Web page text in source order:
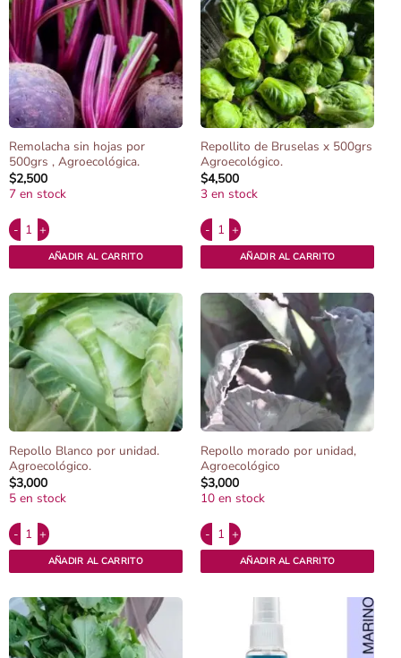
Remolacha sin hojas por
500grs , Agroecológica.
$2,500
7 en stock
Remolacha sin hojas por 500grs , Agroecológica. cantidad
AÑADIR AL CARRITO
Repollito de Bruselas x 500grs
Agroecológico.
$4,500
3 en stock
Repollito de Bruselas x 500grs
AÑADIR AL CARRITO
Repollo Blanco por unidad.
Agroecológico.
$3,000
5 en stock
Repollo Blanco por unidad. Agroecológico. cantidad
AÑADIR AL CARRITO
Repollo morado por unidad,
Agroecológico
$3,000
10 en stock
Repollo morado por unidad,
AÑADIR AL CARRITO